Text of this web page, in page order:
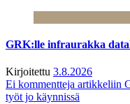
GRK:lle infraurakka
Kirjoitettu 3.8.2026
Ei kommentteja artikkeliin
työt jo käynnissä